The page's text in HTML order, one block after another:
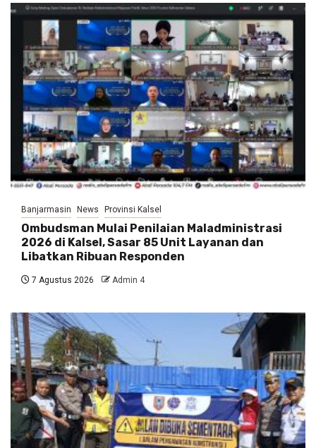
Banjarmasin News Provinsi Kalsel
Ombudsman Mulai Penilaian Maladministrasi
2026 di Kalsel, Sasar 85 Unit Layanan dan
Libatkan Ribuan Responden
7 Agustus 2026 Admin 4